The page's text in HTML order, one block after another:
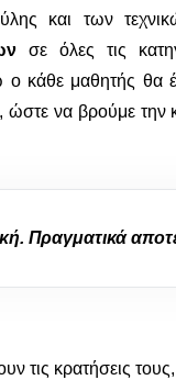
και των
σε όλες τις
κάθε μαθητής θα
ώστε να βρούμε την
Πραγματικά
τις κρατήσεις